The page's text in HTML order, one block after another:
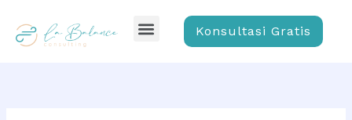
content
Menu Konsultasi Gratis